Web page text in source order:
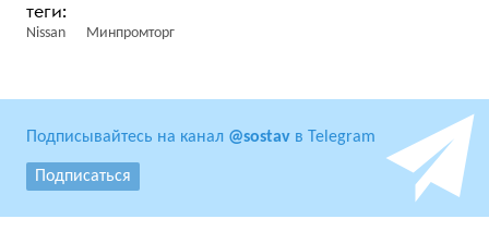
Nissan Минпромторг
Подписывайтесь на канал @sostav в Telegram
Подписаться